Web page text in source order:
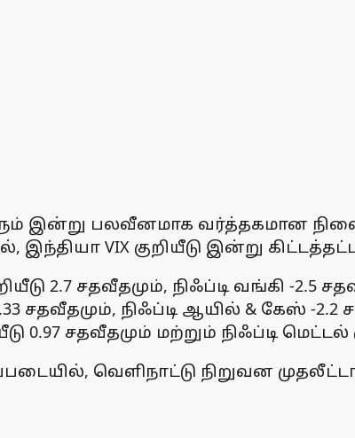
இன்று பலவீனமாக வர்த்தகமான
VIX குறியீடு இன்று
2.7 சதவீதமும், நிஃப்டி வங்கி -2.5
சதவீதமும், நிஃப்டி ஆயில் & கேஸ் -
0.97 சதவீதமும் மற்றும் நிஃப்டி
வெளிநாட்டு நிறுவன